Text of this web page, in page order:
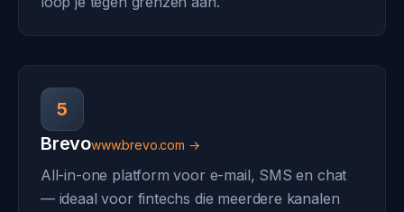
5
Brevowww.brevo.com →
All-in-one platform voor e-mail, SMS en chat
— ideaal voor fintechs die meerdere kanalen